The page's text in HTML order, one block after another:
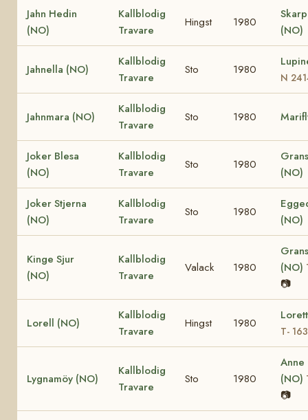
Jahn Hedin
(NO)
Kallblodig
Travare
Hingst 1980
(NO)
Jahnella (NO)
Kallblodig
Travare
Sto 1980
N
Jahnmara (NO)
Kallblodig
Travare
Sto 1980
Joker Blesa
(NO)
Kallblodig
Travare
Sto 1980
(NO)
Joker Stjerna
(NO)
Kallblodig
Travare
Sto 1980
(NO)
Kinge Sjur
(NO)
Kallblodig
Travare
Valack 1980
(NO)
📷
Lorell (NO)
Kallblodig
Travare
Hingst 1980
T-
Lygnamöy (NO)
Kallblodig
Travare
Sto 1980
Anne
(NO)
📷